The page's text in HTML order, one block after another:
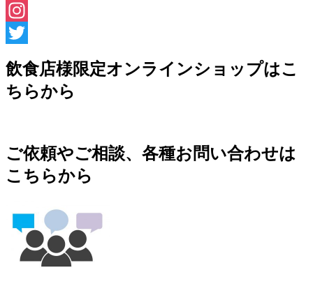
Facebook
Instagram
飲食店様限定オンラインショップはこ
ちらから
ご依頼やご相談、各種お問い合わせは
こちらから